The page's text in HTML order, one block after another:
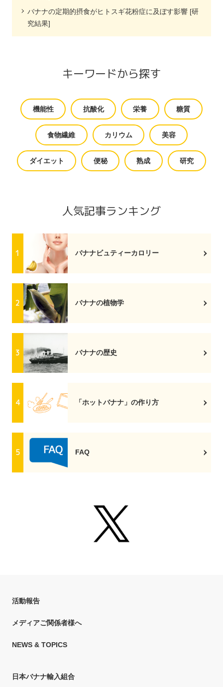
バナナの定期的摂食がヒトスギ花粉症に及ぼす影響 [研
究結果]
人気記事ランキング
バナナビュティーカロリー
バナナの植物学
バナナの歴史
「ホットバナナ」の作り方
FAQ
キーワードから探す
機能性 抗酸化 栄養 糖質
食物繊維 カリウム 美容
ダイエット 便秘 熟成 研究
活動報告
メディアご関係者様へ
NEWS & TOPICS
日本バナナ輸入組合